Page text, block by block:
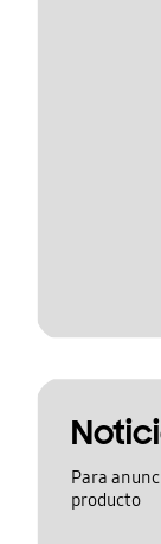
Para
producto